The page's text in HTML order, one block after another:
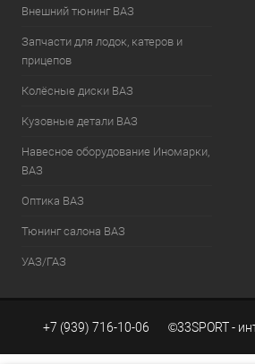
Внешний тюнинг ВАЗ
Запчасти для лодок, катеров и
прицепов
Колёсные диски ВАЗ
Кузовные детали ВАЗ
Навесное оборудование Иномарки,
ВАЗ
Оптика ВАЗ
Тюнинг салона ВАЗ
УАЗ/ГАЗ
+7 (939) 716-10-06 ©33SPORT -